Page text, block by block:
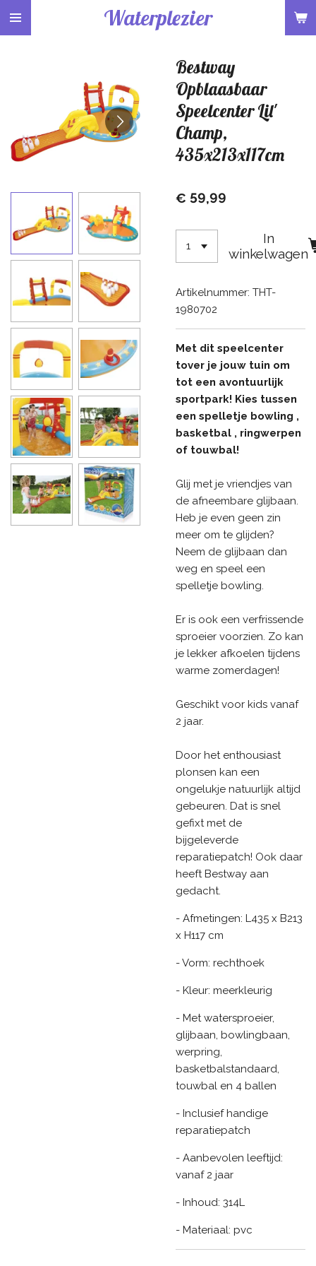
Ga
Waterplezier
Bestway
Opblaasbaar
Speelcenter Lil'
Champ,
435x213x117cm
€ 59,99
In
winkelwagen
Artikelnummer: THT-
1980702
Met dit speelcenter
tover je jouw tuin om
tot een avontuurlijk
sportpark! Kies tussen
een spelletje bowling ,
basketbal , ringwerpen
of touwbal!
Glij met je vriendjes van
de afneembare glijbaan.
Heb je even geen zin
meer om te glijden?
Neem de glijbaan dan
weg en speel een
spelletje bowling.
Er is ook een verfrissende
sproeier voorzien. Zo kan
je lekker afkoelen tijdens
warme zomerdagen!
Geschikt voor kids vanaf
2 jaar.
Door het enthousiast
plonsen kan een
ongelukje natuurlijk altijd
gebeuren. Dat is snel
gefixt met de
bijgeleverde
reparatiepatch! Ook daar
heeft Bestway aan
gedacht.
- Afmetingen: L435 x B213
x H117 cm
- Vorm: rechthoek
- Kleur: meerkleurig
- Met watersproeier,
glijbaan, bowlingbaan,
werpring,
basketbalstandaard,
touwbal en 4 ballen
- Inclusief handige
reparatiepatch
- Aanbevolen leeftijd:
vanaf 2 jaar
- Inhoud: 314L
- Materiaal: pvc